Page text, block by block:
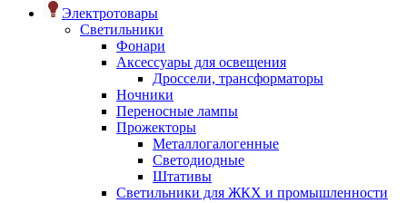
Электротовары
Светильники
Фонари
Аксессуары для освещения
Дроссели, трансформаторы
Ночники
Переносные лампы
Прожекторы
Металлогалогенные
Светодиодные
Штативы
Светильники для ЖКХ и промышленности